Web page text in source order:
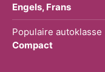
Engels, Frans
Populaire autoklasse
Compact